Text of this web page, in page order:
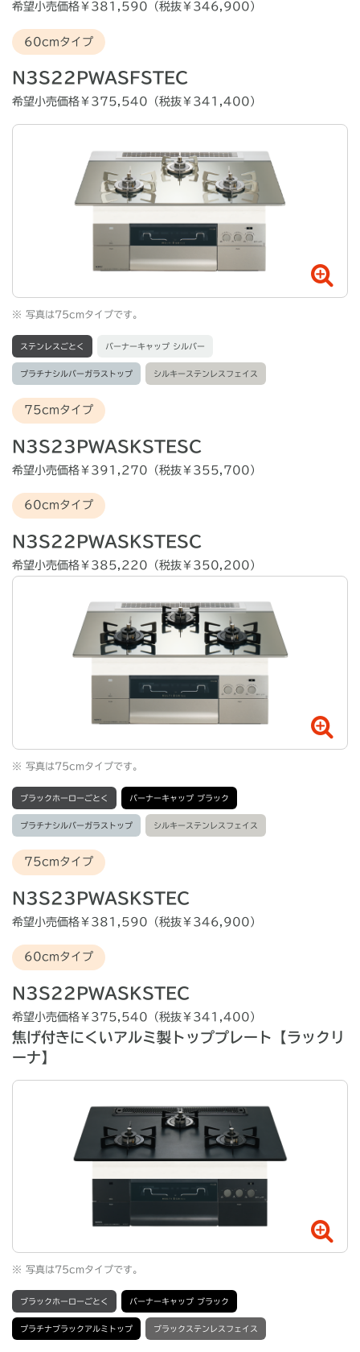
希望小売価格￥381,590（税抜￥346,900）
60cmタイプ
N3S22PWASFSTEC
希望小売価格￥375,540（税抜￥341,400）
※ 写真は75cmタイプです。
ステンレスごとく バーナーキャップ シルバー
プラチナシルバーガラストップ シルキーステンレスフェイス
75cmタイプ
N3S23PWASKSTESC
希望小売価格￥391,270（税抜￥355,700）
60cmタイプ
N3S22PWASKSTESC
希望小売価格￥385,220（税抜￥350,200）
※ 写真は75cmタイプです。
ブラックホーローごとく バーナーキャップ ブラック
プラチナシルバーガラストップ シルキーステンレスフェイス
75cmタイプ
N3S23PWASKSTEC
希望小売価格￥381,590（税抜￥346,900）
60cmタイプ
N3S22PWASKSTEC
希望小売価格￥375,540（税抜￥341,400）
焦げ付きにくいアルミ製トッププレート【ラックリ
ーナ】
※ 写真は75cmタイプです。
ブラックホーローごとく バーナーキャップ ブラック
プラチナブラックアルミトップ ブラックステンレスフェイス